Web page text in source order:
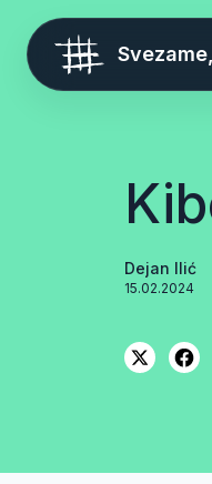
Dejan Ilić
15.02.2024